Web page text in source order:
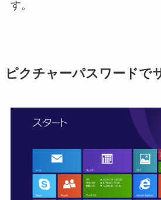
す。
ピクチャーパスワードで